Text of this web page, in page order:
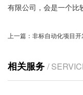
有限公司，会是一个比
上一篇： 非标自动化项目开发
相关服务 /